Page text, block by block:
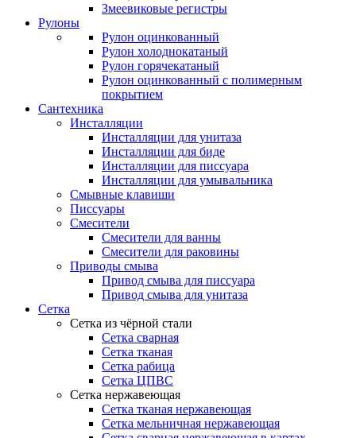
Змеевиковые регистры
Рулоны
Рулон оцинкованный
Рулон холоднокатаный
Рулон горячекатаный
Рулон оцинкованный с полимерным
покрытием
Сантехника
Инсталляции
Инсталляции для унитаза
Инсталляции для биде
Инсталляции для писсуара
Инсталляции для умывальника
Смывные клавиши
Писсуары
Смесители
Смесители для ванны
Смесители для раковины
Приводы смыва
Привод смыва для писсуара
Привод смыва для унитаза
Сетка
Сетка из чёрной стали
Сетка сварная
Сетка тканая
Сетка рабица
Сетка ЦПВС
Сетка нержавеющая
Сетка тканая нержавеющая
Сетка мельничная нержавеющая